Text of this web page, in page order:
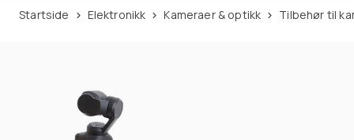
Startside Elektronikk Kameraer & optikk Tilbehør til